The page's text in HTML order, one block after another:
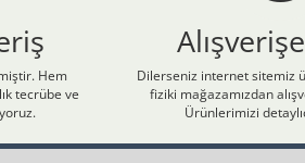
Hem
tecrübe ve
Dilerseniz internet sitemiz
fiziki mağazamızdan
Ürünlerimizi